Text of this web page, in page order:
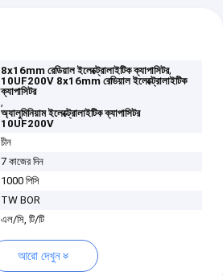
8x16mm রেডিয়াল ইলেক্ট্রোলাইটিক ক্যাপাসিটর,
10UF200V 8x16mm রেডিয়াল ইলেক্ট্রোলাইটিক
ক্যাপাসিটর
,
অ্যালুমিনিয়াম ইলেক্ট্রোলাইটিক ক্যাপাসিটর
10UF200V
চীন
7 কাজের দিন
1000 পিসি
TW BOR
এল/সি, টি/টি
আরো দেখুন